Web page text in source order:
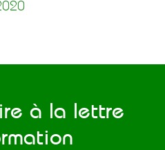
à la lettre